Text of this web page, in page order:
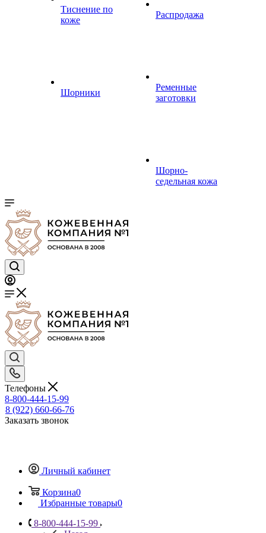
Тиснение по
коже
Шорники
Распродажа
Ременные
заготовки
Шорно-
седельная кожа
Телефоны
8-800-444-15-99
8 (922) 660-66-76
Заказать звонок
Личный кабинет
Корзина0
Избранные товары0
8-800-444-15-99